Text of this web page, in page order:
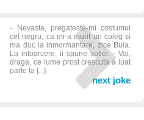
- Nevasta, pregateste-mi costumul
cel negru, ca mi-a murit un coleg si
ma duc la inmormantare, zice Bula.
La intoarcere, ii spune sotiei: - Vai,
draga, ce lume prost crescuta a luat
parte la [...]
next joke